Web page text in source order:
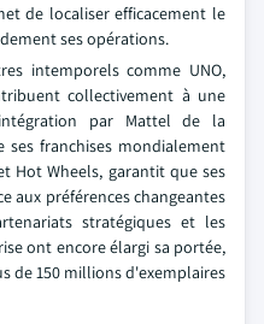
de localiser efficacement le
ses opérations.
intemporels comme UNO,
collectivement à une
par Mattel de la
franchises mondialement
Hot Wheels, garantit que ses
aux préférences changeantes
stratégiques et les
ont encore élargi sa portée,
de 150 millions d'exemplaires